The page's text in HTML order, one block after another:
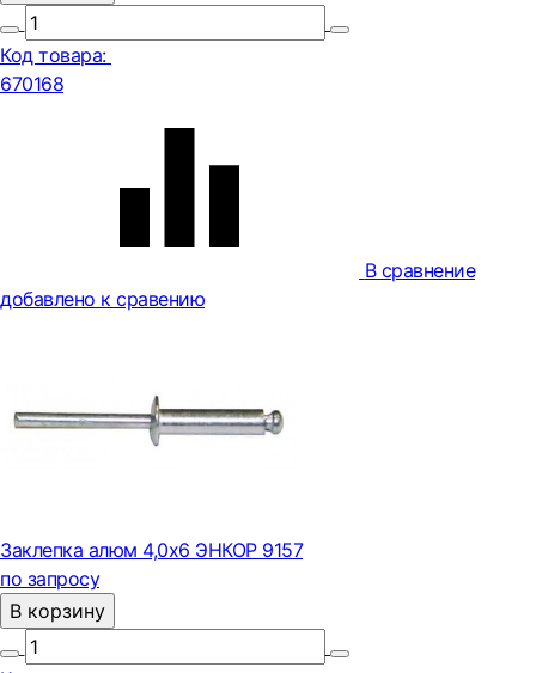
Код товара:
670168
В сравнение
добавлено к сравению
Заклепка алюм 4,0х6 ЭНКОР 9157
по запросу
В корзину